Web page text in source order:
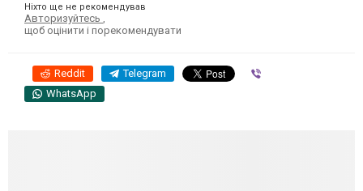
Ніхто ще не рекомендував
Авторизуйтесь
щоб оцінити і порекомендувати
Reddit Telegram
WhatsApp